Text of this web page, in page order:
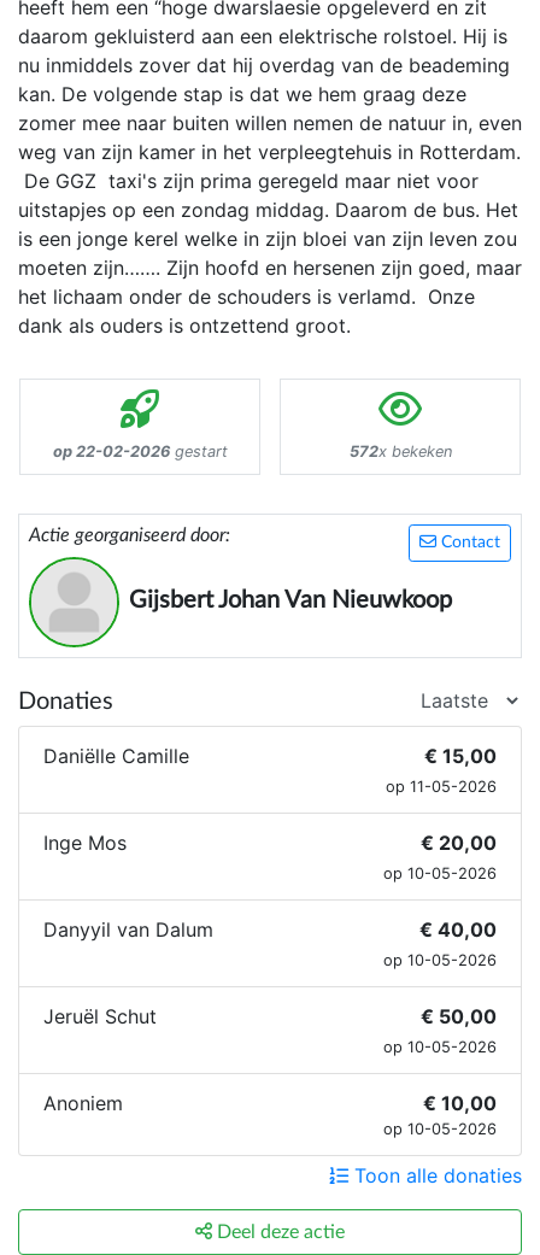
heeft hem een “hoge dwarslaesie opgeleverd en zit
daarom gekluisterd aan een elektrische rolstoel. Hij is
nu inmiddels zover dat hij overdag van de beademing
kan. De volgende stap is dat we hem graag deze
zomer mee naar buiten willen nemen de natuur in, even
weg van zijn kamer in het verpleegtehuis in Rotterdam.
De GGZ taxi's zijn prima geregeld maar niet voor
uitstapjes op een zondag middag. Daarom de bus. Het
is een jonge kerel welke in zijn bloei van zijn leven zou
moeten zijn……. Zijn hoofd en hersenen zijn goed, maar
het lichaam onder de schouders is verlamd. Onze
dank als ouders is ontzettend groot.
op 22-02-2026gestart 572x bekeken
Contact
Actie georganiseerd door:
Gijsbert Johan Van Nieuwkoop
Donaties
Daniëlle Camille € 15,00
op 11-05-2026
Inge Mos € 20,00
op 10-05-2026
Danyyil van Dalum € 40,00
op 10-05-2026
Jeruël Schut € 50,00
op 10-05-2026
Anoniem € 10,00
op 10-05-2026
Toon alle donaties
Deel deze actie